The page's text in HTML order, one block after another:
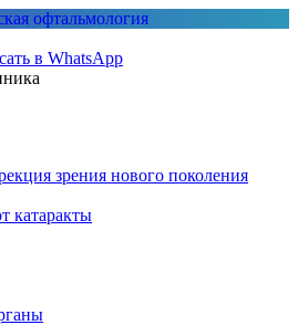
в WhatsApp
зрения нового поколения
катаракты